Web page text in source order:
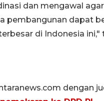
dan mengawal
pembangunan dapat
di Indonesia ini,"
dengan